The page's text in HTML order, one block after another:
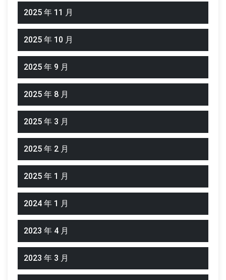
2025 年 11 月
2025 年 10 月
2025 年 9 月
2025 年 8 月
2025 年 3 月
2025 年 2 月
2025 年 1 月
2024 年 1 月
2023 年 4 月
2023 年 3 月